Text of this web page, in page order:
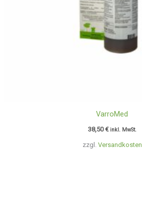
zzgl. Versandkosten
VarroMed
38,50€ inkl. MwSt.